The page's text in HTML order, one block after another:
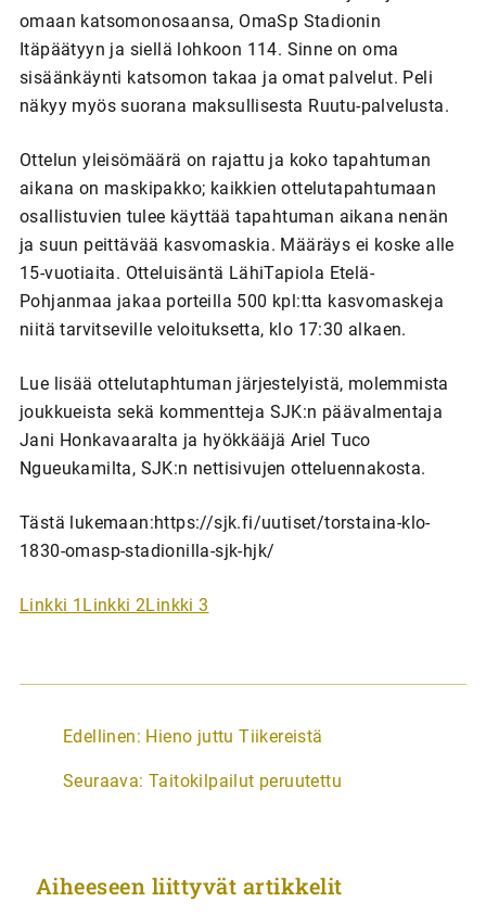
omaan katsomonosaansa, OmaSp Stadionin
Itäpäätyyn ja siellä lohkoon 114. Sinne on oma
sisäänkäynti katsomon takaa ja omat palvelut. Peli
näkyy myös suorana maksullisesta Ruutu-palvelusta.
Ottelun yleisömäärä on rajattu ja koko tapahtuman
aikana on maskipakko; kaikkien ottelutapahtumaan
osallistuvien tulee käyttää tapahtuman aikana nenän
ja suun peittävää kasvomaskia. Määräys ei koske alle
15-vuotiaita. Otteluisäntä LähiTapiola Etelä-
Pohjanmaa jakaa porteilla 500 kpl:tta kasvomaskeja
niitä tarvitseville veloituksetta, klo 17:30 alkaen.
Lue lisää ottelutaphtuman järjestelyistä, molemmista
joukkueista sekä kommentteja SJK:n päävalmentaja
Jani Honkavaaralta ja hyökkääjä Ariel Tuco
Ngueukamilta, SJK:n nettisivujen otteluennakosta.
Tästä lukemaan:https://sjk.fi/uutiset/torstaina-klo-
1830-omasp-stadionilla-sjk-hjk/
Linkki 1 Linkki 2Linkki 3
A
t
k
Edellinen: Hieno juttu Tiikereistä
Seuraava: Taitokilpailut peruutettu
Aiheeseen liittyvät artikkelit